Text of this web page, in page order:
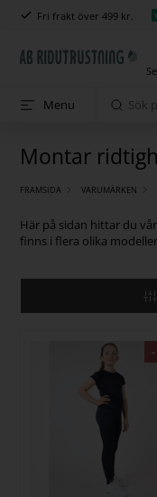
Fri frakt över 499 kr.
Menu
Montar
FRAMSIDA VARUMÄRKEN
Här på sidan hittar du
finns i flera olika